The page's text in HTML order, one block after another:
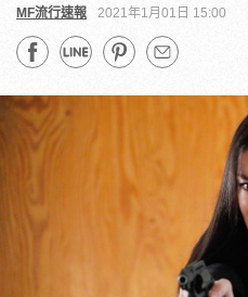
MF流行速報 2021年1月01日 15:00